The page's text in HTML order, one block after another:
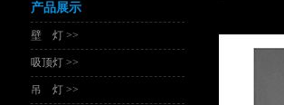
产品展示
壁 灯 >>
吸顶灯 >>
吊 灯 >>